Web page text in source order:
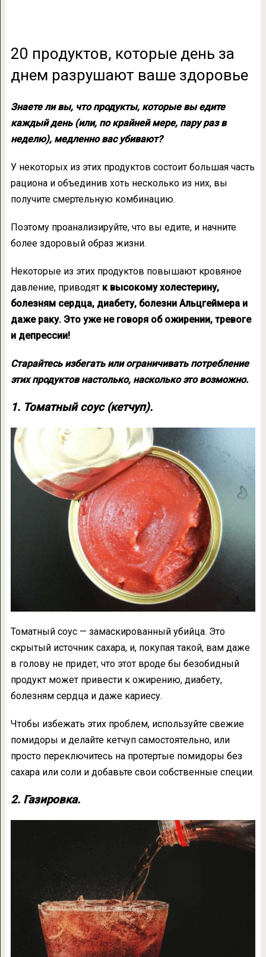
20 продуктов, которые день за
днем разрушают ваше здоровье
Знаете ли вы, что продукты, которые вы едите
каждый день (или, по крайней мере, пару раз в
неделю), медленно вас убивают?
У некоторых из этих продуктов состоит большая часть
рациона и объединив хоть несколько из них, вы
получите смертельную комбинацию.
Поэтому проанализируйте, что вы едите, и начните
более здоровый образ жизни.
Некоторые из этих продуктов повышают кровяное
давление, приводят к высокому холестерину,
болезням сердца, диабету, болезни Альцгеймера и
даже раку. Это уже не говоря об ожирении, тревоге
и депрессии!
Старайтесь избегать или ограничивать потребление
этих продуктов настолько, насколько это возможно.
1. Томатный соус (кетчуп).
Томатный соус — замаскированный убийца. Это
скрытый источник сахара, и, покупая такой, вам даже
в голову не придет, что этот вроде бы безобидный
продукт может привести к ожирению, диабету,
болезням сердца и даже кариесу.
Чтобы избежать этих проблем, используйте свежие
помидоры и делайте кетчуп самостоятельно, или
просто переключитесь на протертые помидоры без
сахара или соли и добавьте свои собственные специи.
2. Газировка.